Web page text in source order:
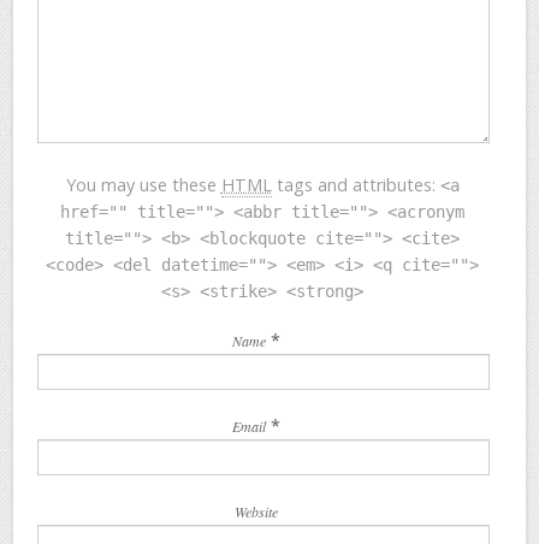
You may use these HTML tags and attributes: <a
href="" title=""> <abbr title=""> <acronym
title=""> <b> <blockquote cite=""> <cite>
<code> <del datetime=""> <em> <i> <q cite="">
<s> <strike> <strong>
Name *
Email *
Website